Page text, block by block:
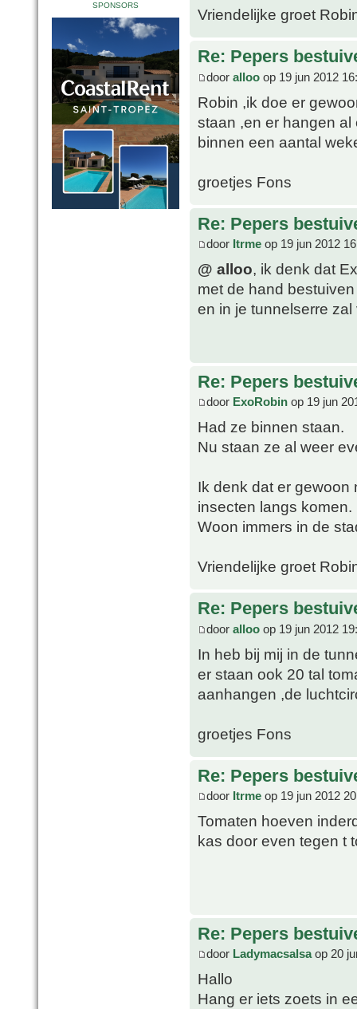
SPONSORS
Vriendelijke groet
Re: Pepers
door alloo op 19 jun 2012
Robin ,ik doe er
staan ,en er hangen
binnen een aantal
groetjes Fons
Re: Pepers
door Itrme op 19 jun 2012
@ alloo, ik denk dat
met de hand
en in je tunnelserre
Re: Pepers
door ExoRobin op 19 jun
Had ze binnen staan.
Nu staan ze al weer
Ik denk dat er
insecten langs komen.
Woon immers in de
Vriendelijke groet
Re: Pepers
door alloo op 19 jun 2012
In heb bij mij in de
er staan ook 20 tal
aanhangen ,de
groetjes Fons
Re: Pepers
door Itrme op 19 jun 2012
Tomaten hoeven
kas door even tegen t
Re: Pepers
door Ladymacsalsaop 20
Hallo
Hang er iets zoets in